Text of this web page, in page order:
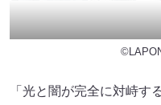
「光と闇が完全に対峙す